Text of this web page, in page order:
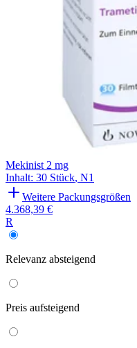
Mekinist 2 mg
Inhalt: 30 Stück, N1
Weitere Packungsgrößen
4.368,39 €
R
Relevanz absteigend
Preis aufsteigend